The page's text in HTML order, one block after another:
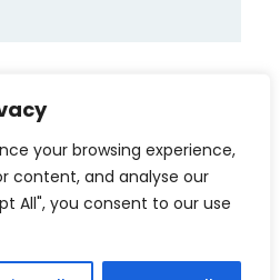
your browsing experience,
content, and analyse our
All", you consent to our use
Instagram
X